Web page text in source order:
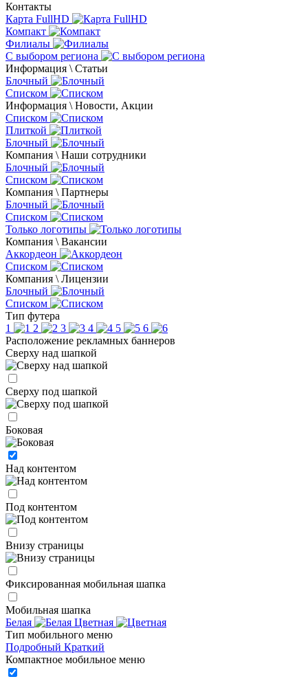
Контакты
Карта FullHD
Компакт
Филиалы
С выбором региона
Информация \ Статьи
Блочный
Списком
Информация \ Новости, Акции
Списком
Плиткой
Блочный
Компания \ Наши сотрудники
Блочный
Списком
Компания \ Партнеры
Блочный
Списком
Только логотипы
Компания \ Вакансии
Аккордеон
Списком
Компания \ Лицензии
Блочный
Списком
Тип футера
1
2 3 4 5
6
Расположение рекламных баннеров
Сверху над шапкой
Сверху под шапкой
Боковая
Над контентом
Под контентом
Внизу страницы
Фиксированная мобильная шапка
Мобильная шапка
Белая
Цветная
Тип мобильного меню
Подробный Краткий
Компактное мобильное меню